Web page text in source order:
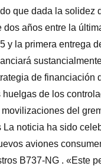
que dada la solidez
dos años entre la
y la primera entrega
de
de los
del
noticia ha sido
aviones
B737-NG . «Este